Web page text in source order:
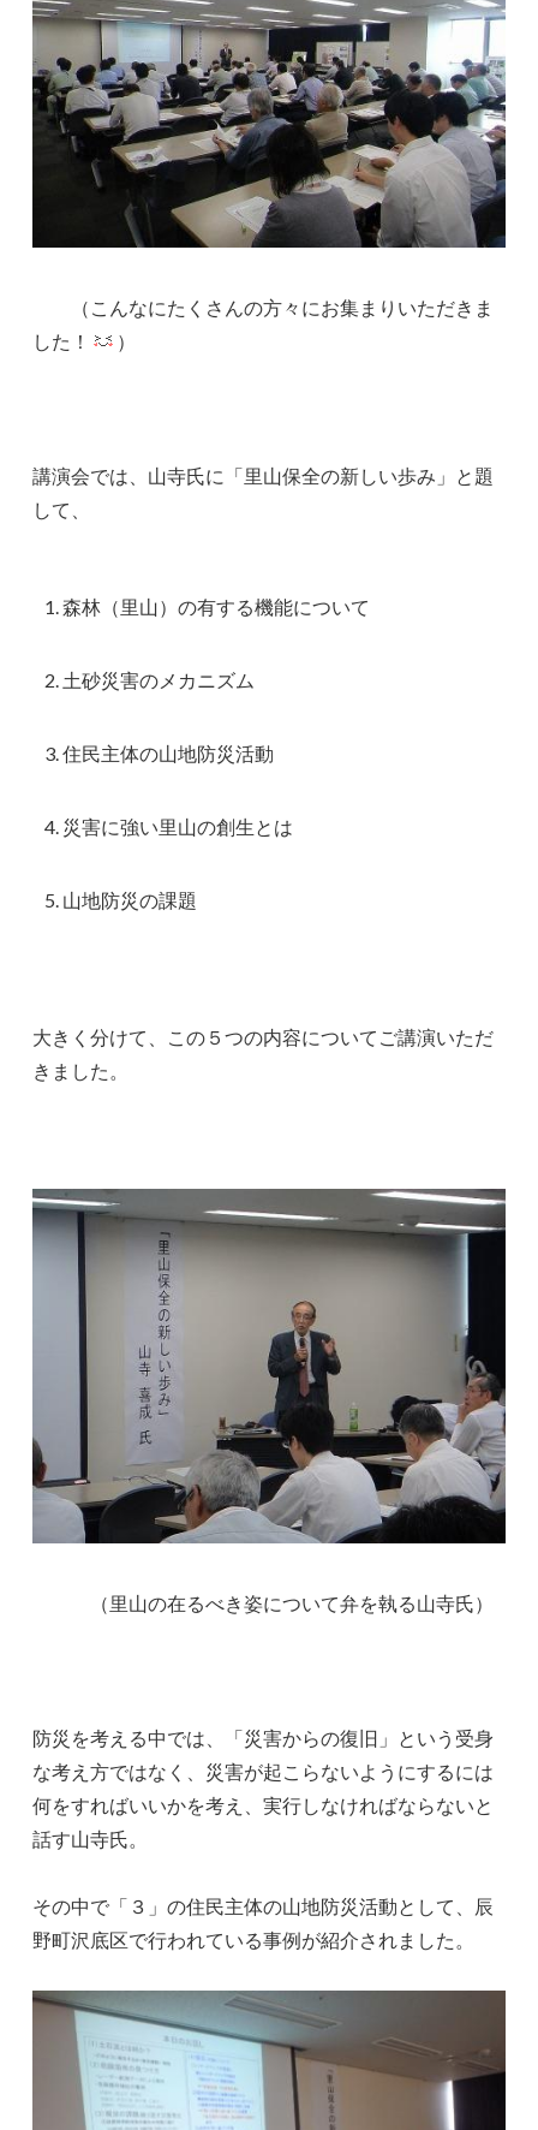
（こんなにたくさんの方々にお集まりいただきま
した！
）
講演会では、山寺氏に「里山保全の新しい歩み」と題
して、
森林（里山）の有する機能について
土砂災害のメカニズム
住民主体の山地防災活動
災害に強い里山の創生とは
山地防災の課題
大きく分けて、この５つの内容についてご講演いただ
きました。
（里山の在るべき姿について弁を執る山寺氏）
防災を考える中では、「災害からの復旧」という受身
な考え方ではなく、災害が起こらないようにするには
何をすればいいかを考え、実行しなければならないと
話す山寺氏。
その中で「３」の住民主体の山地防災活動として、辰
野町沢底区で行われている事例が紹介されました。